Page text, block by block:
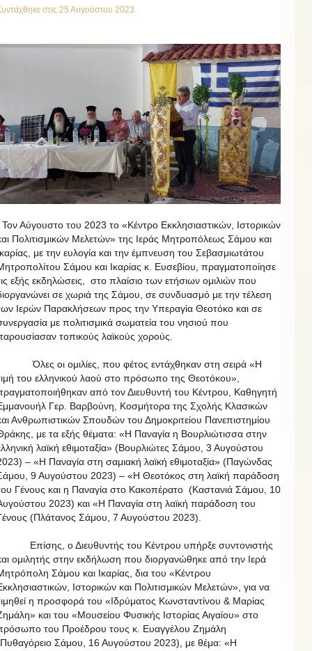
στις 25 Αυγούστου 2023.
Αύγουστο του 2023 το «Κέντρο Εκκλησιαστικών, Ιστορικών
Πολιτισμικών Μελετών» της Ιεράς Μητροπόλεως Σάμου και
με την ευλογία και την έμπνευση του Σεβασμιωτάτου
Σάμου και Ικαρίας κ. Ευσεβίου, πραγματοποίησε
εξής εκδηλώσεις, στο πλαίσιο των ετήσιων ομιλιών που
σε χωριά της Σάμου, σε συνδυασμό με την τέλεση
Ιερών Παρακλήσεων προς την Υπεραγία Θεοτόκο και σε
με πολιτισμικά σωματεία του νησιού που
τοπικούς λαϊκούς χορούς.
οι ομιλίες, που φέτος εντάχθηκαν στη σειρά «Η
του ελληνικού λαού στο πρόσωπο της Θεοτόκου»,
από τον Διευθυντή του Κέντρου, Καθηγητή
Γερ. Βαρβούνη, Κοσμήτορα της Σχολής Κλασικών
Ανθρωπιστικών Σπουδών του Δημοκριτείου Πανεπιστημίου
με τα εξής θέματα: «Η Παναγία η Βουρλιώτισσα στην
λαϊκή εθιμοταξία» (Βουρλιώτες Σάμου, 3 Αυγούστου
– «Η Παναγία στη σαμιακή λαϊκή εθιμοταξία» (Παγώνδας
9 Αυγούστου 2023) – «Η Θεοτόκος στη λαϊκή παράδοση
Γένους και η Παναγία στο Κακοπέρατο (Καστανιά Σάμου, 10
2023) και «Η Παναγία στη λαϊκή παράδοση του
(Πλάτανος Σάμου, 7 Αυγούστου 2023).
ο Διευθυντής του Κέντρου υπήρξε συντονιστής
ομιλητής στην εκδήλωση που διοργανώθηκε από την Ιερά
Σάμου και Ικαρίας, δια του «Κέντρου
Ιστορικών και Πολιτισμικών Μελετών», για να
η προσφορά του «Ιδρύματος Κωνσταντίνου & Μαρίας
και του «Μουσείου Φυσικής Ιστορίας Αιγαίου» στο
του Προέδρου τους κ. Ευαγγέλου Ζημάλη
Σάμου, 16 Αυγούστου 2023), με θέμα: «Η